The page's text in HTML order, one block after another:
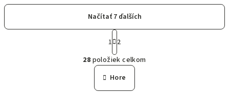
O
v
l
á
Načítať 7 ďalších
S
t
r
á
n
k
o
1 2
28 položiek celkom
Hore